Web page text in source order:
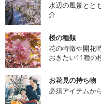
水辺の風景とと
介
桜の種類
花の特徴や開花
おきたい11種の
お花見の持ち物
必須アイテムか